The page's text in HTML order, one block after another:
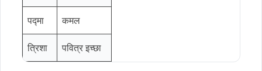
पद्मा कमल
त्रिशा पवित्र इच्छा